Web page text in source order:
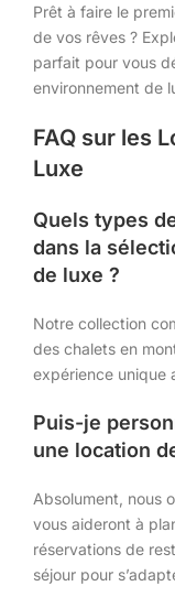
Prêt à faire le
de vos rêves ?
parfait pour vous
environnement de
FAQ sur les
Luxe
Quels types
dans la
de luxe ?
Notre collection
des chalets en
expérience unique
Puis-je
une location
Absolument, nous
vous aideront à
réservations de
séjour pour